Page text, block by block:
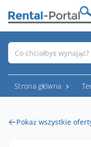
Strona główna
Pokaż wszystkie